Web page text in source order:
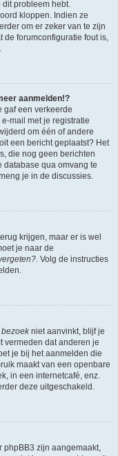
probleem hebt.
kloppen. Indien ze
om er zeker van te zijn
de forumconfiguratie fout is,
aanmelden!?
gaf een verkeerde
mail met je registratie
om één of andere
een bericht geplaatst? Het
die nog geen berichten
database qua omvang te
je in de discussies.
krijgen, maar er is wel
je naar de
. Volg de instructies
niet aanvinkt, blijf je
vermeden dat anderen je
je bij het aanmelden die
maakt van een openbare
in een internetcafé, enz.
deze uitgeschakeld.
phpBB3 zijn aangemaakt,